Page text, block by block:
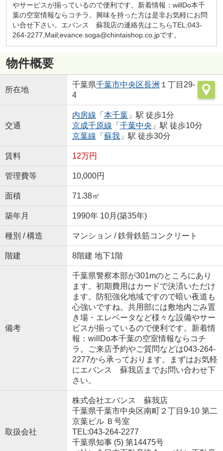
やサービスが揃っているので便利です。新着情報：willDo本千
葉の空室情報ならコチラ。興味を持った方は是非お気軽にお問
い合せ下さい。エバンス 蘇我店の連絡先はこちらTEL;043-
264-2277,Mail;evance.soga@chintaishop.co.jpです。
物件概要
所在地
千葉県千葉市中央区長洲 １丁目29-
4
交通
内房線 「 本千葉」駅 徒歩1分
京成千原線 「 千葉中央 」駅 徒歩10分
京葉線 「 蘇我」駅 徒歩30分
賃料 12万円
管理費等 10,000円
面積 71.38㎡
築年月 1990年 10月(築35年)
種別 / 構造 マンション / 鉄骨鉄筋コンクリート
階建 8階建 地下1階
備考
千葉県警察本部が301mのところにあり
ます。初期費用はカードで決済いただけ
ます。防犯強化地域ですので暗い夜道も
心強いですね。共用部には敷地内ごみ置
き場・エレベータなど様々な設備やサー
ビスが揃っているので便利です。新着情
報：willDo本千葉の空室情報ならコチ
ラ。ご来店予約やご質問などは043-264-
2277から承っております。まずはお気軽
にエバンス 蘇我店までお問い合わせ下
さい。
取扱会社
株式会社エバンス 蘇我店
千葉県千葉市中央区南町２丁目9-10 第二
京葉ビル Ｂ号室
TEL:043-264-2277
千葉県知事 (5) 第14475号